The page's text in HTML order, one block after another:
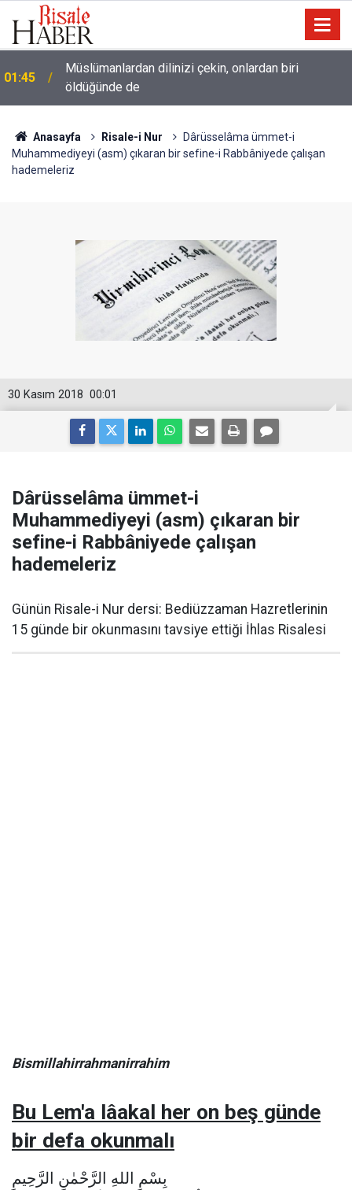
01:45
Müslümanlardan dilinizi çekin, onlardan biri
öldüğünde de
Anasayfa Risale-i Nur
Dârüsselâma ümmet-i
Muhammediyeyi (asm) çıkaran bir sefine-i Rabbâniyede çalışan
hademeleriz
00:01
30 Kasım 2018
Dârüsselâma ümmet-i
Muhammediyeyi (asm) çıkaran bir
sefine-i Rabbâniyede çalışan
hademeleriz
Günün Risale-i Nur dersi: Bediüzzaman Hazretlerinin
15 günde bir okunmasını tavsiye ettiği İhlas Risalesi
Bismillahirrahmanirrahim
Bu Lem'a lâakal her on beş günde
bir defa okunmalı
بِسْمِ اللهِ الرَّحْمٰنِ الرَّحِيمِ